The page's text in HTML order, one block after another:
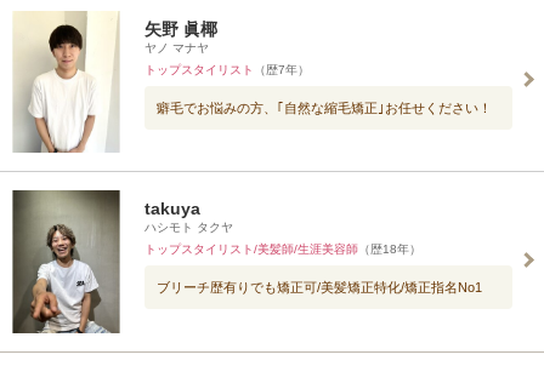
矢野 眞椰
ヤノ マナヤ
トップスタイリスト
（歴7年）
癖毛でお悩みの方、｢自然な縮毛矯正｣お任せください！
takuya
ハシモト タクヤ
トップスタイリスト/美髪師/生涯美容師 （歴18年）
ブリーチ歴有りでも矯正可/美髪矯正特化/矯正指名No1